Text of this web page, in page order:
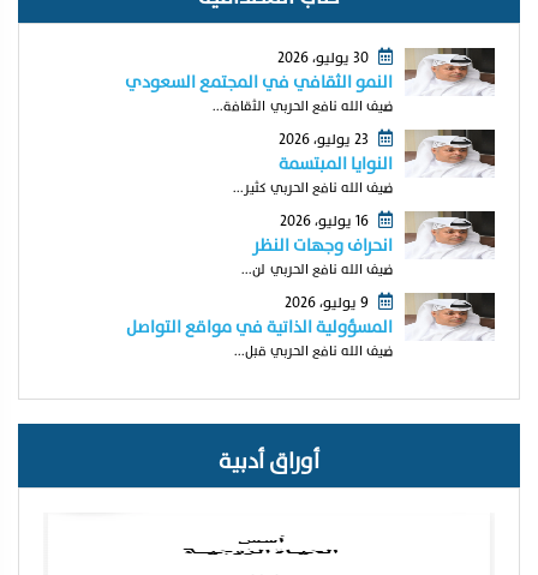
30 يوليو، 2026
النمو الثقافي في المجتمع السعودي
ضيف الله نافع الحربي الثقافة...
النوايا المبتسمة
ضيف الله نافع الحربي كثير...
16 يوليو، 2026
انحراف وجهات النظر
ضيف الله نافع الحربي لن...
9 يوليو، 2026
المسؤولية الذاتية في مواقع التواصل
ضيف الله نافع الحربي قبل...
أوراق أدبية